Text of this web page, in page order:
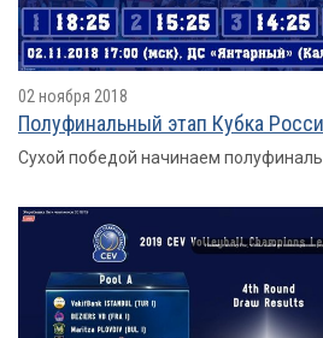
02 ноября 2018
Полуфинальный этап Кубка
Сухой победой начинаем